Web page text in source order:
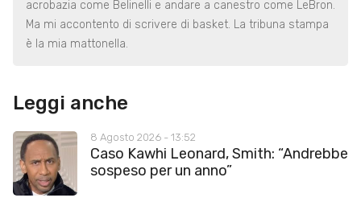
acrobazia come Belinelli e andare a canestro come LeBron.
Ma mi accontento di scrivere di basket. La tribuna stampa
è la mia mattonella.
Leggi anche
8 Agosto 2026 - 13:52
Caso Kawhi Leonard, Smith: “Andrebbe
sospeso per un anno”